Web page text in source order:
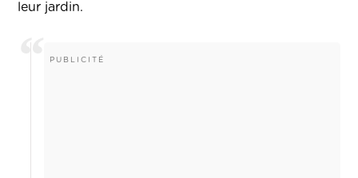
leur jardin.